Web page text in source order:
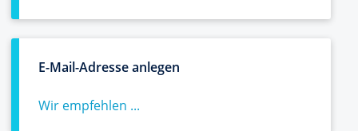
E-Mail-Adresse anlegen
Wir empfehlen ...